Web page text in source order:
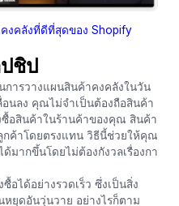
งคลังที่ดีที่สุดของ Shopify
ชิป
การวางแผนสินค้าคงคลังในวัน
นลง คุณไม่จำเป็นต้องถือสินค้า
ซื้อสินค้าในร้านค้าของคุณ สินค้า
กค้าโดยตรงแทน วิธีนี้ช่วยให้คุณ
ากขึ้นโดยไม่ต้องกังวลเรื่องกา
อได้อย่างรวดเร็ว ซึ่งเป็นสิ่ง
ยุดอันวุ่นวาย อย่างไรก็ตาม